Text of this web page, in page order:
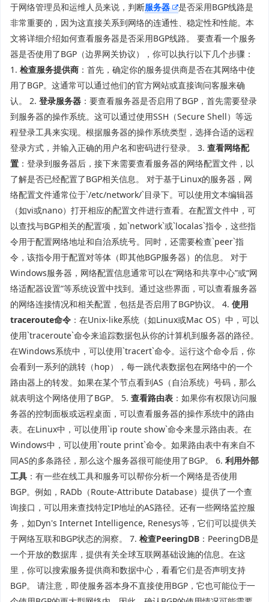
于网络管理员和运维人员来说，判断服务器
是否采用BGP线路是
非常重要的，因为这直接关系到网络的连通性、稳定性和性能。本
文将详细介绍如何查看服务器是否采用BGP线路。 要查看一个服务
器是否使用了BGP（边界网关协议），你可以执行以下几个步骤：
1. 检查服务提供商 ：首先，确定你的服务提供商是否在其网络中使
用了BGP。这通常可以通过他们的官方网站或直接询问客服来确
认。 2. 登录服务器 ：要查看服务器是否启用了BGP，首先需要登录
到服务器的操作系统。这可以通过使用SSH（Secure Shell）等远
程登录工具来实现。根据服务器的操作系统类型，选择合适的远程
登录方式，并输入正确的用户名和密码进行登录。 3. 查看网络配
置 ：登录到服务器后，接下来需要查看服务器的网络配置文件，以
了解是否已经配置了BGP相关信息。 对于基于Linux的服务器，网
络配置文件通常位于`/etc/network/`目录下。可以使用文本编辑器
（如vi或nano）打开相应的配置文件进行查看。在配置文件中，可
以查找与BGP相关的配置项，如`network`或`localas`指令，这些指
令用于配置网络地址和自治系统号。同时，还需要检查`peer`指
令，该指令用于配置对等体（即其他BGP服务器）的信息。 对于
Windows服务器，网络配置信息通常可以在“网络和共享中心”或“网
络适配器设置”等系统设置中找到。通过这些界面，可以查看服务器
的网络连接情况和相关配置，包括是否启用了BGP协议。 4. 使用
traceroute命令 ：在Unix-like系统（如Linux或Mac OS）中，可以
使用`traceroute`命令来追踪数据包从你的计算机到服务器的路径。
在Windows系统中，可以使用`tracert`命令。运行这个命令后，你
会看到一系列的跳转（hop），每一跳代表数据包在网络中的一个
路由器上的转发。如果在某个节点看到AS（自治系统）号码，那么
就表明这个网络使用了BGP。 5. 查看路由表 ：如果你有权限访问服
务器的控制面板或远程桌面，可以查看服务器的操作系统中的路由
表。在Linux中，可以使用`ip route show`命令来显示路由表。在
Windows中，可以使用`route print`命令。如果路由表中有来自不
同AS的多条路径，那么这个服务器很可能使用了BGP。 6. 利用外部
工具 ：有一些在线工具和服务可以帮你分析一个网络是否使用
BGP。例如，RADb（Route-Attribute Database）提供了一个查
询接口，可以用来查找特定IP地址的AS路径。还有一些网络监控服
务，如Dyn's Internet Intelligence, Renesys等，它们可以提供关
于网络互联和BGP状态的洞察。 7. 检查PeeringDB ：PeeringDB是
一个开放的数据库，提供有关全球互联网基础设施的信息。在这
里，你可以搜索服务提供商和数据中心，看看它们是否声明支持
BGP。 请注意，即使服务器本身不直接使用BGP，它也可能位于一